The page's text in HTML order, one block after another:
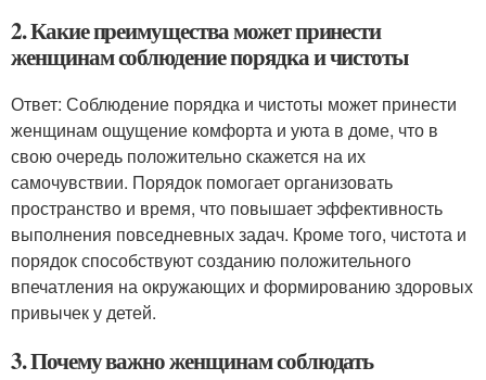
2. Какие преимущества может принести
женщинам соблюдение порядка и чистоты
Ответ: Соблюдение порядка и чистоты может принести
женщинам ощущение комфорта и уюта в доме, что в
свою очередь положительно скажется на их
самочувствии. Порядок помогает организовать
пространство и время, что повышает эффективность
выполнения повседневных задач. Кроме того, чистота и
порядок способствуют созданию положительного
впечатления на окружающих и формированию здоровых
привычек у детей.
3. Почему важно женщинам соблюдать